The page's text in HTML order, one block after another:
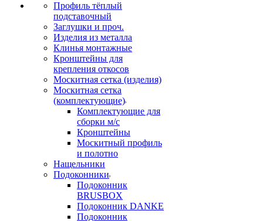
Профиль тёплый
подставочный
Заглушки и проч.
Изделия из металла
Клинья монтажные
Кронштейны для
крепления откосов
Москитная сетка (изделия)
Москитная сетка
(комплектующие)
Комплектующие для
сборки м/с
Кронштейны
Москитный профиль
и полотно
Нащельники
Подоконники
Подоконник
BRUSBOX
Подоконник DANKE
Подоконник